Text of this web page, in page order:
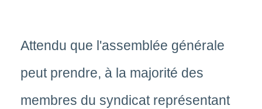
Attendu que l'assemblée générale
peut prendre, à la majorité des
membres du syndicat représentant